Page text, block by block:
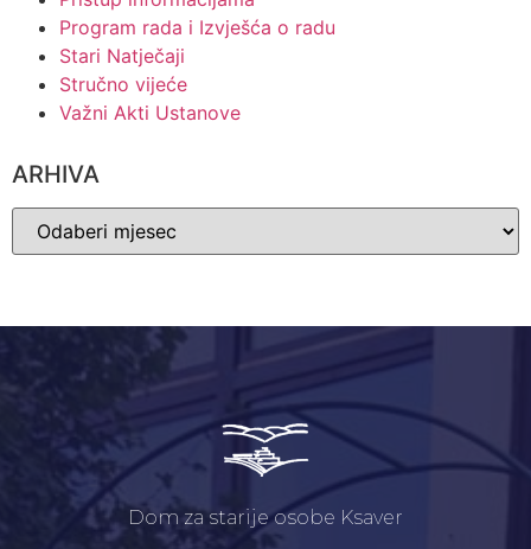
Program rada i Izvješća o radu
Stari Natječaji
Stručno vijeće
Važni Akti Ustanove
ARHIVA
Dom za starije osobe Ksaver